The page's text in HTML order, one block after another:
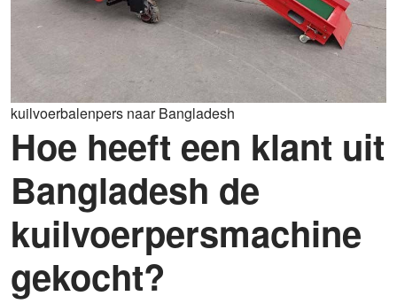
kuilvoerbalenpers naar Bangladesh
Hoe heeft een klant uit
Bangladesh de
kuilvoerpersmachine
gekocht?